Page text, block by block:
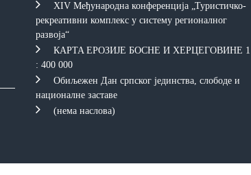
XIV Међународна конференција „Туристичко-
рекреативни комплекс у систему регионалног
развоја“
КAРTA EРOЗИJE БOСНE И ХEРЦEГOВИНE 1
: 400 000
Обиљежен Дан српског јединства, слободе и
националне заставе
(нема наслова)